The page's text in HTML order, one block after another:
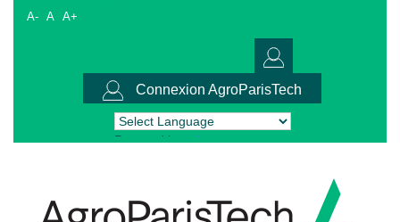
A- A A+
Connexion AgroParisTech
Powered by Translate